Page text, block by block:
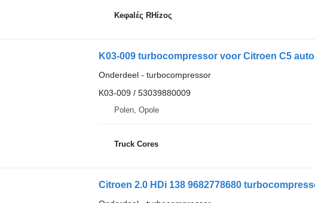
Keφalές RHίzoς
K03-009 turbocompressor voor Citroen C5 auto
Onderdeel - turbocompressor
K03-009 / 53039880009
Polen, Opole
Truck Cores